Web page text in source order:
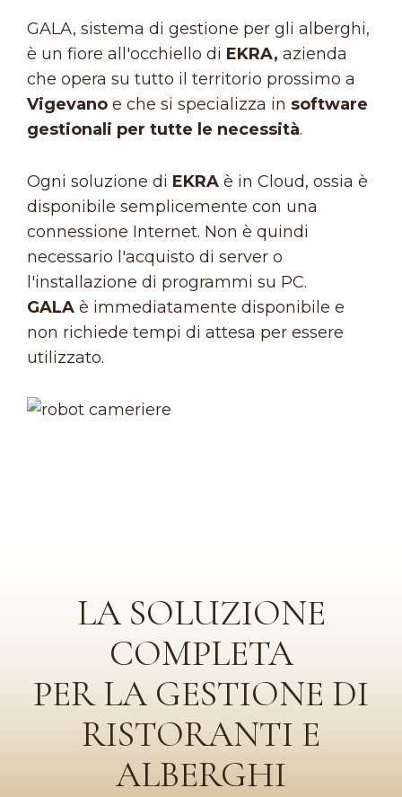
GALA, sistema di gestione per gli alberghi,
è un fiore all'occhiello di EKRA, azienda
che opera su tutto il territorio prossimo a
Vigevano e che si specializza in software
gestionali per tutte le necessità.
Ogni soluzione di EKRA è in Cloud, ossia è
disponibile semplicemente con una
connessione Internet. Non è quindi
necessario l'acquisto di server o
l'installazione di programmi su PC.
GALA è immediatamente disponibile e
non richiede tempi di attesa per essere
utilizzato.
LA SOLUZIONE
COMPLETA
PER LA GESTIONE DI
RISTORANTI E
ALBERGHI